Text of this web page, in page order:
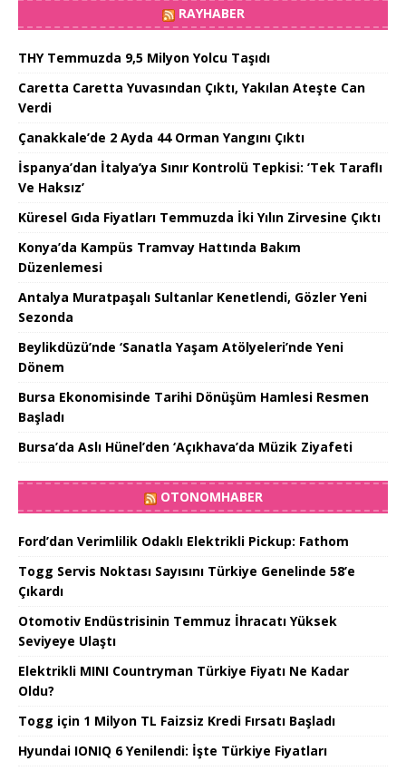
RAYHABER
THY Temmuzda 9,5 Milyon Yolcu Taşıdı
Caretta Caretta Yuvasından Çıktı, Yakılan Ateşte Can
Verdi
Çanakkale’de 2 Ayda 44 Orman Yangını Çıktı
İspanya’dan İtalya’ya Sınır Kontrolü Tepkisi: ’Tek Taraflı
Ve Haksız’
Küresel Gıda Fiyatları Temmuzda İki Yılın Zirvesine Çıktı
Konya’da Kampüs Tramvay Hattında Bakım
Düzenlemesi
Antalya Muratpaşalı Sultanlar Kenetlendi, Gözler Yeni
Sezonda
Beylikdüzü’nde ‘Sanatla Yaşam Atölyeleri’nde Yeni
Dönem
Bursa Ekonomisinde Tarihi Dönüşüm Hamlesi Resmen
Başladı
Bursa’da Aslı Hünel’den ‘Açıkhava’da Müzik Ziyafeti
OTONOMHABER
Ford’dan Verimlilik Odaklı Elektrikli Pickup: Fathom
Togg Servis Noktası Sayısını Türkiye Genelinde 58’e
Çıkardı
Otomotiv Endüstrisinin Temmuz İhracatı Yüksek
Seviyeye Ulaştı
Elektrikli MINI Countryman Türkiye Fiyatı Ne Kadar
Oldu?
Togg için 1 Milyon TL Faizsiz Kredi Fırsatı Başladı
Hyundai IONIQ 6 Yenilendi: İşte Türkiye Fiyatları